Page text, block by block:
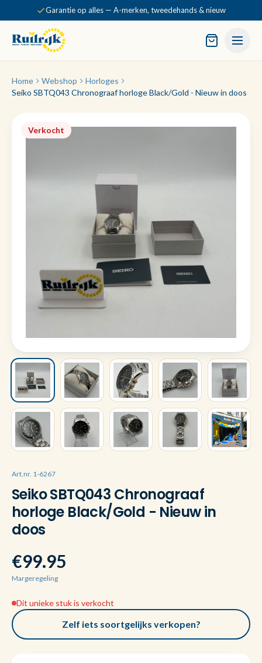
Garantie op alles — A-merken, tweedehands & nieuw
Home Webshop
Horloges
Seiko SBTQ043 Chronograaf horloge Black/Gold - Nieuw in doos
Verkocht
Art.nr. 1-6267
Seiko SBTQ043 Chronograaf
horloge Black/Gold - Nieuw in
doos
€99.95
Margeregeling
Dit unieke stuk is verkocht
Zelf iets soortgelijks verkopen?